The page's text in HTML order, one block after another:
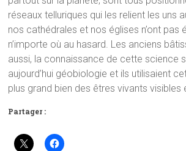
réseaux telluriques qui les relient les uns
nos cathédrales et nos églises n’ont pas
n’importe où au hasard. Les anciens
aussi, la connaissance de cette science
aujourd’hui géobiologie et ils utilisaient
plus grand bien des êtres vivants visibles
Partager :